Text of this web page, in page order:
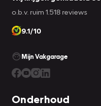
o.b.v. ruim 1.518 reviews
9.1/10
Mijn Vakgarage
Onderhoud